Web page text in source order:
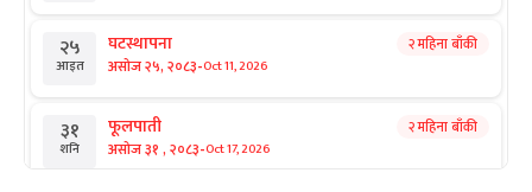
२५
आइत
घटस्थापना
असोज २५, २०८३-Oct 11, 2026
२ महिना बाँकी
३१
शनि
फूलपाती
असोज ३१ , २०८३-Oct 17, 2026
२ महिना बाँकी